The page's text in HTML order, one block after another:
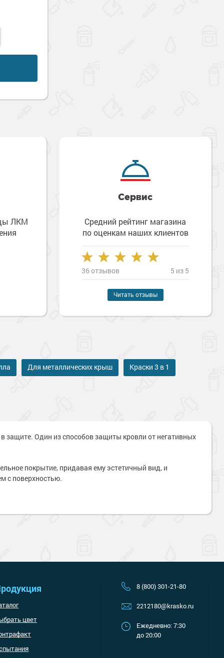
ЛКМ
Сервис
Средний рейтинг магазина
по оценкам наших клиентов
36 отзывов 5 из 5
Читать отзывы
Для металлических крыш Краски 3 в 1
защите. Один из способов защиты кровли от негативных
покрытие, придавая ему эстетичный вид, и
с поверхностью.
цвет
8 (800) 301-21-80
2212180@krasko.ru
Ежедневно: 7:30
до 20:00